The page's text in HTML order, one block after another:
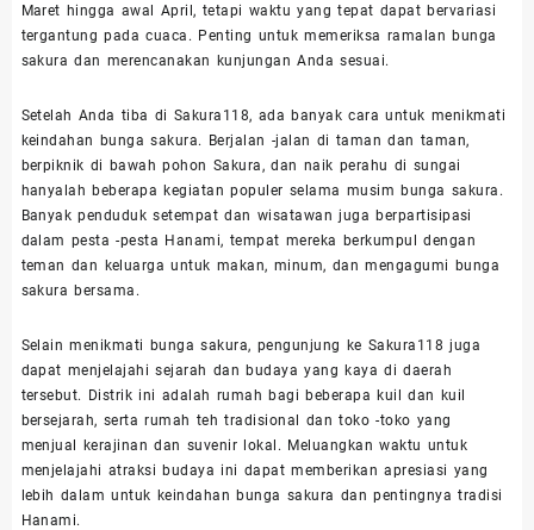
Maret hingga awal April, tetapi waktu yang tepat dapat bervariasi
tergantung pada cuaca. Penting untuk memeriksa ramalan bunga
sakura dan merencanakan kunjungan Anda sesuai.
Setelah Anda tiba di Sakura118, ada banyak cara untuk menikmati
keindahan bunga sakura. Berjalan -jalan di taman dan taman,
berpiknik di bawah pohon Sakura, dan naik perahu di sungai
hanyalah beberapa kegiatan populer selama musim bunga sakura.
Banyak penduduk setempat dan wisatawan juga berpartisipasi
dalam pesta -pesta Hanami, tempat mereka berkumpul dengan
teman dan keluarga untuk makan, minum, dan mengagumi bunga
sakura bersama.
Selain menikmati bunga sakura, pengunjung ke Sakura118 juga
dapat menjelajahi sejarah dan budaya yang kaya di daerah
tersebut. Distrik ini adalah rumah bagi beberapa kuil dan kuil
bersejarah, serta rumah teh tradisional dan toko -toko yang
menjual kerajinan dan suvenir lokal. Meluangkan waktu untuk
menjelajahi atraksi budaya ini dapat memberikan apresiasi yang
lebih dalam untuk keindahan bunga sakura dan pentingnya tradisi
Hanami.